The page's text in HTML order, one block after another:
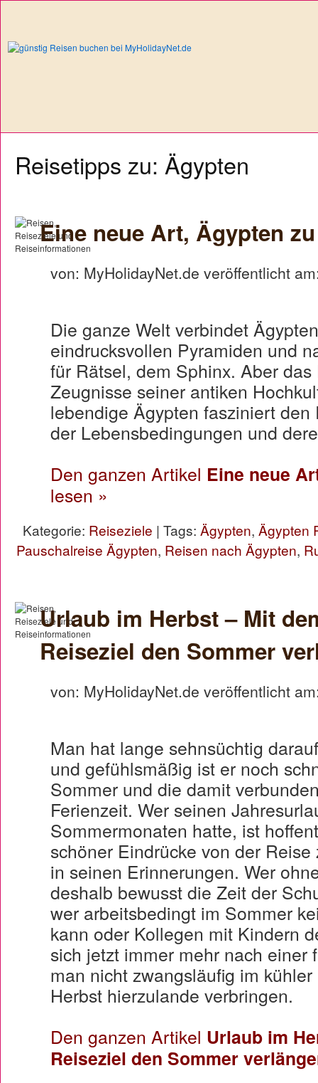
Reisetipps zu: Ägypten
Eine neue Art, Ägypten
von: MyHolidayNet.de veröffentlicht
Die ganze Welt verbindet
eindrucksvollen Pyramiden und
für Rätsel, dem Sphinx. Aber
Zeugnisse seiner antiken
lebendige Ägypten fasziniert
der Lebensbedingungen und
Den ganzen Artikel Eine neue
lesen »
Kategorie: Reiseziele | Tags: Ägypten, Ägypten
Pauschalreise Ägypten, Reisen nach Ägypten,
Urlaub im Herbst – Mit
Reiseziel den Sommer
von: MyHolidayNet.de veröffentlicht
Man hat lange sehnsüchtig
und gefühlsmäßig ist er noch
Sommer und die damit
Ferienzeit. Wer seinen
Sommermonaten hatte, ist
schöner Eindrücke von der
in seinen Erinnerungen. Wer
deshalb bewusst die Zeit der
wer arbeitsbedingt im Sommer
kann oder Kollegen mit Kindern
sich jetzt immer mehr nach einer
man nicht zwangsläufig im
Herbst hierzulande verbringen.
Den ganzen Artikel Urlaub im
Reiseziel den Sommer